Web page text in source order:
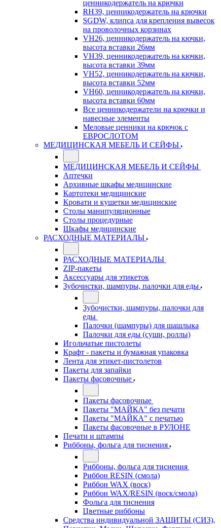
ценникодержатель на крючки
RH39, ценникодержатель на крючки
SGDW, клипса для крепления вывесок
на проволочных корзинах
VH26, ценникодержатель на кючки,
высота вставки 26мм
VH39, ценникодержатель на кючки,
высота вставки 39мм
VH52, ценникодержатель на кючки,
высота вставки 52мм
VH60, ценникодержатель на кючки,
высота вставки 60мм
Все ценникодержатели на крючки и
навесные элементы
Меловые ценники на крючок с
ЕВРОСЛОТОМ
МЕДИЦИНСКАЯ МЕБЕЛЬ И СЕЙФЫ
МЕДИЦИНСКАЯ МЕБЕЛЬ И СЕЙФЫ
Аптечки
Архивные шкафы медицинские
Картотеки медицинские
Кровати и кушетки медицинские
Столы манипуляционные
Столы процедурные
Шкафы медицинские
РАСХОДНЫЕ МАТЕРИАЛЫ
РАСХОДНЫЕ МАТЕРИАЛЫ
ZIP-пакеты
Аксессуары для этикеток
Зубочистки, шампуры, палочки для еды
Зубочистки, шампуры, палочки для
еды
Палочки (шампуры) для шашлыка
Палочки для еды (суши, роллы)
Игольчатые пистолеты
Крафт - пакеты и бумажная упаковка
Лента для этикет-пистолетов
Пакеты для запайки
Пакеты фасовочные
Пакеты фасовочные
Пакеты "МАЙКА" без печати
Пакеты "МАЙКА" с печатью
Пакеты фасовочные в РУЛОНЕ
Печати и штампы
Риббоны, фольга для тиснения
Риббоны, фольга для тиснения
Риббон RESIN (смола)
Риббон WAX (воск)
Риббон WAX/RESIN (воск/смола)
Фольга для тиснения
Цветные риббоны
Средства индивидуальной ЗАЩИТЫ (СИЗ),